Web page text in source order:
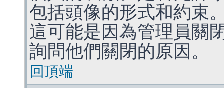
包括頭像的形式和約束
這可能是因為管理員關
詢問他們關閉的原因。
回頂端